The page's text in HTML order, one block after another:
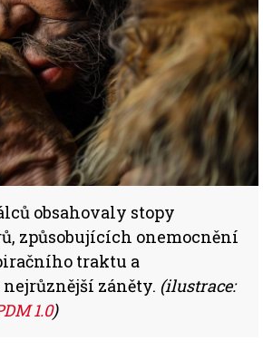
obsahovaly stopy
způsobujících onemocnění
traktu a
záněty. (ilustrace:
1.0)